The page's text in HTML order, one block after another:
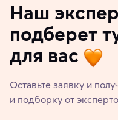
Наш
подберет
для вас
Оставьте заявку и
и подборку от